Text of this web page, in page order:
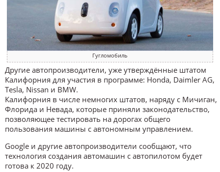
Гугломобиль
Другие автопроизводители, уже утверждённые штатом
Калифорния для участия в программе: Honda, Daimler AG,
Tesla, Nissan и BMW.
Калифорния в числе немногих штатов, наряду с Мичиган,
Флорида и Невада, которые приняли законодательство,
позволяющее тестировать на дорогах общего
пользования машины с автономным управлением.
Google и другие автопроизводители сообщают, что
технология создания автомашин с автопилотом будет
готова к 2020 году.